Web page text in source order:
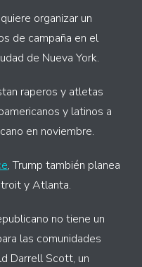
organizar un
de campaña en el
de Nueva York.
raperos y atletas
y latinos a
en noviembre.
, Trump también planea
y Atlanta.
no tiene un
las comunidades
Darrell Scott, un